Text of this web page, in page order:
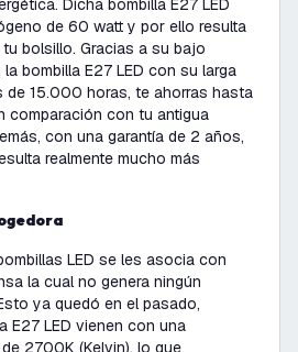
Dicha bombilla E27 LED
de 60 watt y por ello resulta
bolsillo. Gracias a su bajo
bombilla E27 LED con su larga
de 15.000 horas, te ahorras hasta
comparación con tu antigua
con una garantía de 2 años,
realmente mucho más
LED se les asocia con
la cual no genera ningún
ya quedó en el pasado,
E27 LED vienen con una
2700K (Kelvin), lo que